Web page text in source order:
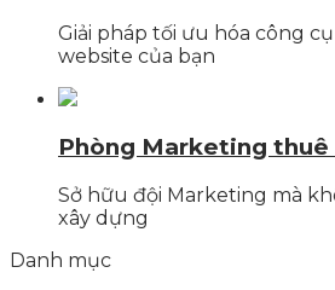
Giải pháp tối ưu hóa công
website của bạn
Phòng Marketing thuê
Sở hữu đội Marketing mà
xây dựng
Danh mục